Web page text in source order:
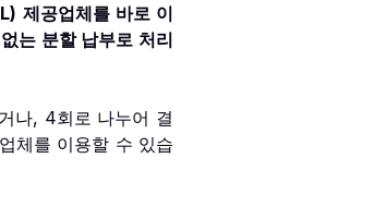
제공업체를 바로 이
는 분할 납부로 처리
나, 4회로 나누어 결
체를 이용할 수 있습